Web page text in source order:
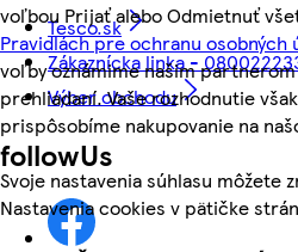
voľbou Prijať alebo Odmietnuť
Pravidlách pre ochranu osobných
voľby oznámime našim
prehliadaní. Vaše rozhodnutie
prispôsobíme nakupovanie na
Svoje nastavenia súhlasu môžete
Nastavenia cookies v pätičke
Tesco.sk
Zákaznícka linka -
Výber obchodu
followUs